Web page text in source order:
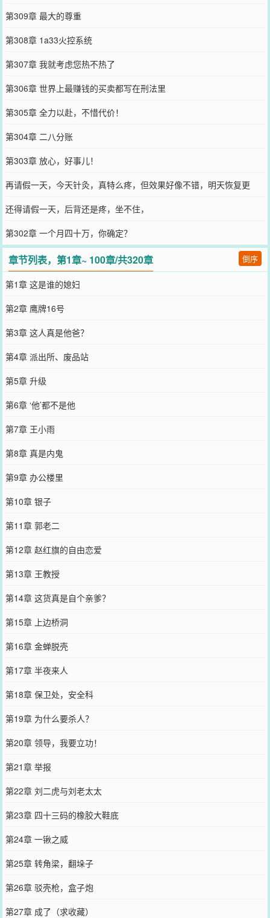
第309章 最大的尊重
第308章 1a33火控系统
第307章 我就考虑您热不热了
第306章 世界上最赚钱的买卖都写在刑法里
第305章 全力以赴，不惜代价！
第304章 二八分账
第303章 放心，好事儿！
再请假一天，今天针灸，真特么疼，但效果好像不错，明天恢复更
新。
还得请假一天，后背还是疼，坐不住，
第302章 一个月四十万，你确定？
章节列表，第1章~ 100章/共320章 倒序
第1章 这是谁的媳妇
第2章 鹰牌16号
第3章 这人真是他爸？
第4章 派出所、废品站
第5章 升级
第6章 ‘他’都不是他
第7章 王小雨
第8章 真是内鬼
第9章 办公楼里
第10章 银子
第11章 郭老二
第12章 赵红旗的自由恋爱
第13章 王教授
第14章 这货真是自个亲爹？
第15章 上边桥洞
第16章 金蝉脱壳
第17章 半夜来人
第18章 保卫处，安全科
第19章 为什么要杀人？
第20章 领导，我要立功！
第21章 举报
第22章 刘二虎与刘老太太
第23章 四十三码的橡胶大鞋底
第24章 一锹之威
第25章 转角梁，翻垛子
第26章 驳壳枪，盒子炮
第27章 成了（求收藏）